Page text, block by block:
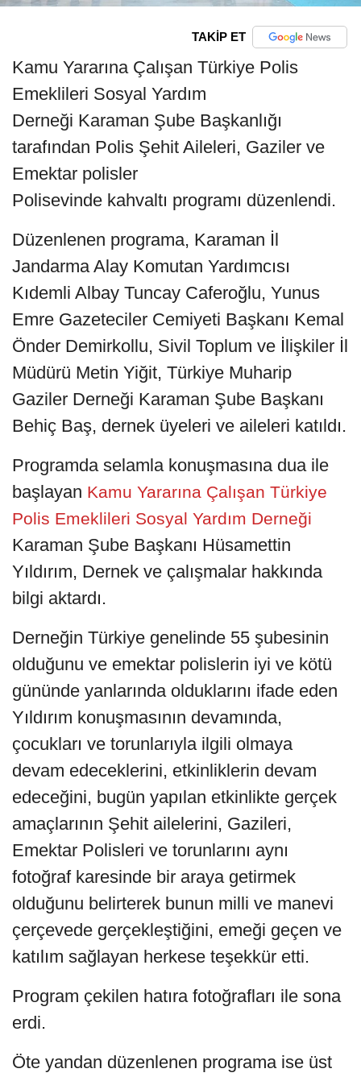
TAKİP ET
Kamu Yararına Çalışan Türkiye Polis
Emeklileri Sosyal Yardım
Derneği Karaman Şube Başkanlığı
tarafından Polis Şehit Aileleri, Gaziler ve
Emektar polisler
Polisevinde kahvaltı programı düzenlendi.
Düzenlenen programa, Karaman İl
Jandarma Alay Komutan Yardımcısı
Kıdemli Albay Tuncay Caferoğlu, Yunus
Emre Gazeteciler Cemiyeti Başkanı Kemal
Önder Demirkollu, Sivil Toplum ve İlişkiler İl
Müdürü Metin Yiğit, Türkiye Muharip
Gaziler Derneği Karaman Şube Başkanı
Behiç Baş, dernek üyeleri ve aileleri katıldı.
Programda selamla konuşmasına dua ile
başlayan Kamu Yararına Çalışan Türkiye
Polis Emeklileri Sosyal Yardım Derneği
Karaman Şube Başkanı Hüsamettin
Yıldırım, Dernek ve çalışmalar hakkında
bilgi aktardı.
Derneğin Türkiye genelinde 55 şubesinin
olduğunu ve emektar polislerin iyi ve kötü
gününde yanlarında olduklarını ifade eden
Yıldırım konuşmasının devamında,
çocukları ve torunlarıyla ilgili olmaya
devam edeceklerini, etkinliklerin devam
edeceğini, bugün yapılan etkinlikte gerçek
amaçlarının Şehit ailelerini, Gazileri,
Emektar Polisleri ve torunlarını aynı
fotoğraf karesinde bir araya getirmek
olduğunu belirterek bunun milli ve manevi
çerçevede gerçekleştiğini, emeği geçen ve
katılım sağlayan herkese teşekkür etti.
Program çekilen hatıra fotoğrafları ile sona
erdi.
Öte yandan düzenlenen programa ise üst